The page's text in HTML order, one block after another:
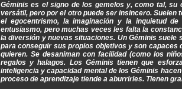
Géminis es el signo de los gemelos y, como tal,
versátil, pero por el otro puede ser insincero. Suelen
el egocentrismo, la imaginación y la inquietud
entusiasmo, pero muchas veces les falta la
la diversión y nuevas situaciones. Un Géminis
para conseguir sus propios objetivos y son
quieren. Se desaniman con facilidad (como los
regalos y halagos. Los Géminis tienen que
inteligencia y capacidad mental de los Géminis
proceso de aprendizaje tiende a aburrirles. Tienen